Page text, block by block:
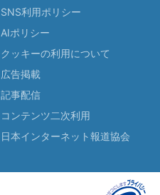
SNS利用ポリシー
AIポリシー
クッキーの利用について
広告掲載
記事配信
コンテンツ二次利用
日本インターネット報道協会